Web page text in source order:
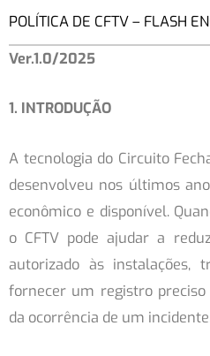
POLÍTICA DE CFTV – FLASH
Ver.1.0/2025
1. INTRODUÇÃO
A tecnologia do Circuito
desenvolveu nos últimos
econômico e disponível.
o CFTV pode ajudar a
autorizado às instalações,
fornecer um registro preciso
da ocorrência de um